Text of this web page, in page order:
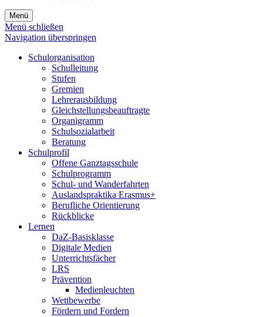
Menü
Menü schließen
Navigation überspringen
Schulorganisation
Schulleitung
Stufen
Gremien
Lehrerausbildung
Gleichstellungsbeauftragte
Organigramm
Schulsozialarbeit
Beratung
Schulprofil
Offene Ganztagsschule
Schulprogramm
Schul- und Wanderfahrten
Auslandspraktika Erasmus+
Berufliche Orientierung
Rückblicke
Lernen
DaZ-Basisklasse
Digitale Medien
Unterrichtsfächer
LRS
Prävention
Medienleuchten
Wettbewerbe
Fördern und Fordern